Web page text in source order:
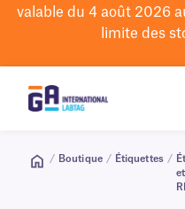
valable du 4 août 2026
limite des
/ Boutique / Étiquettes /